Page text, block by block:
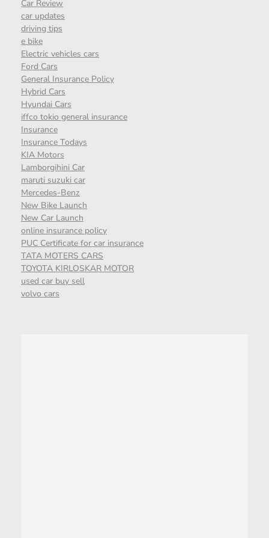
Car Review
car updates
driving tips
e bike
Electric vehicles cars
Ford Cars
General Insurance Policy
Hybrid Cars
Hyundai Cars
iffco tokio general insurance
Insurance
Insurance Todays
KIA Motors
Lamborgihini Car
maruti suzuki car
Mercedes-Benz
New Bike Launch
New Car Launch
online insurance policy
PUC Certificate for car insurance
TATA MOTERS CARS
TOYOTA KIRLOSKAR MOTOR
used car buy sell
volvo cars